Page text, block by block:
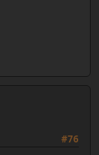
#76